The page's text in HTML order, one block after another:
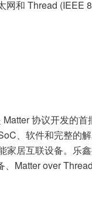
网和 Thread (IEEE
协议开发的首
、软件和完整的
家居互联设备。乐
、Matter over